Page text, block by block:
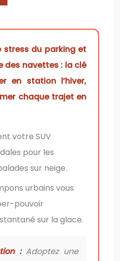
des navettes : la clé
en station l’hiver,
chaque trajet en
votre SUV
pour les
sur neige.
urbains vous
pouvoir
sur la glace.
:Adoptez une